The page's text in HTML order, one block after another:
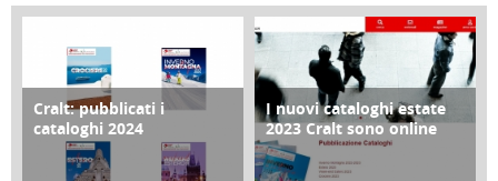
COPERTINA
Cralt: pubblicati i
cataloghi 2024
CONTRO COPERTINA
I nuovi cataloghi estate
2023 Cralt sono online